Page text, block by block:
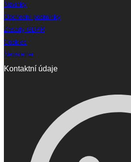
Novinky
Obchodní podmínky
Zásady GDPR
Cookies
Newsletter
Kontaktní údaje